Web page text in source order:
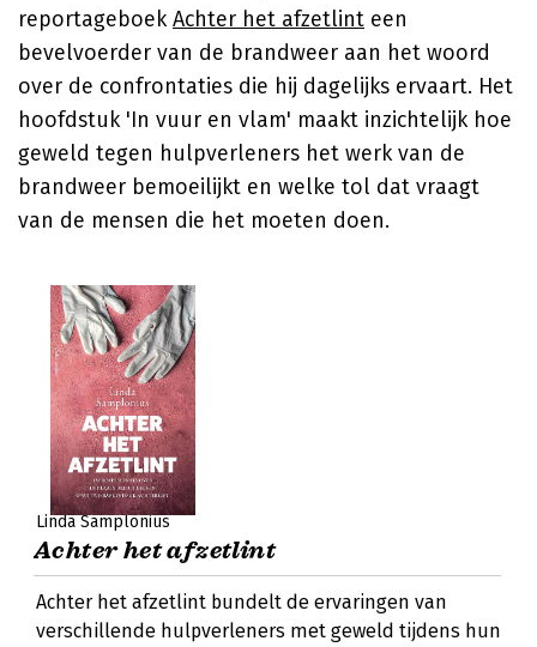
reportageboekAchter het afzetlint een
bevelvoerder van de brandweer aan het woord
over de confrontaties die hij dagelijks ervaart. Het
hoofdstuk 'In vuur en vlam' maakt inzichtelijk hoe
geweld tegen hulpverleners het werk van de
brandweer bemoeilijkt en welke tol dat vraagt
van de mensen die het moeten doen.
Linda Samplonius
Achter het afzetlint
Achter het afzetlint bundelt de ervaringen van
verschillende hulpverleners met geweld tijdens hun